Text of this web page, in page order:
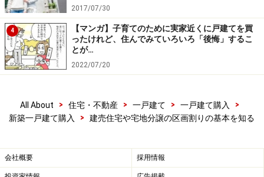
どちらが正当というような話ではありませんが、それぞ
れの業者の出自（？）により「敷延」派と「専通」派に
分かれるようです。ちなみに私は「敷延」派ですが……。
page１ ≪2区画に分割する例≫
page２ ≪3～4区画に分割する例≫
page４ ≪
敷地細分化の規制など≫
2017/07/30
4
【マンガ】子育てのために実家近くに戸建てを買
ったけれど、住んでみていろいろ「後悔」するこ
とが…
2022/07/20
All About > 住宅・不動産 > 一戸建て > 一戸建て購入
>
新築一戸建て購入
> 建売住宅や宅地分譲の区画割りの基本を知る
会社概要 採用情報